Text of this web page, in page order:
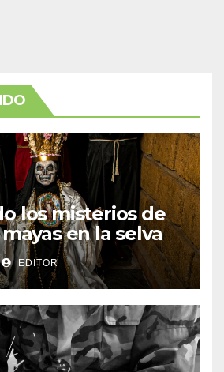
los misterios de
en la selva
EDITOR